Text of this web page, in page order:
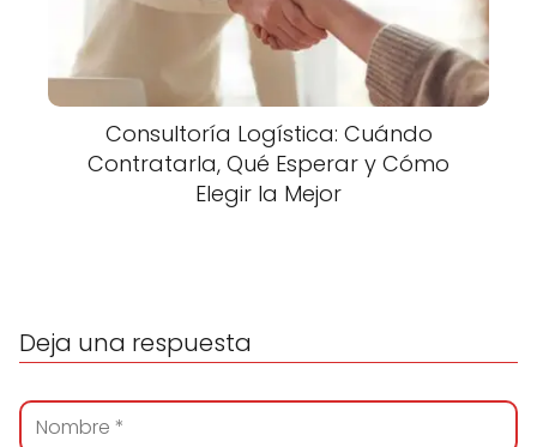
Consultoría Logística: Cuándo
Contratarla, Qué Esperar y Cómo
Elegir la Mejor
Deja una respuesta